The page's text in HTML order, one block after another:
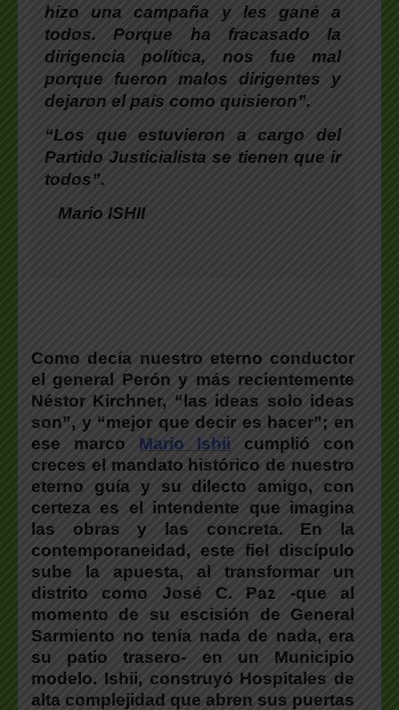
hizo una campaña y les gané a
todos. Porque ha fracasado la
dirigencia política, nos fue mal
porque fueron malos dirigentes y
dejaron el país como quisieron”.
“Los que estuvieron a cargo del
Partido Justicialista se tienen que ir
todos”.
Mario ISHII
Como decía nuestro eterno conductor
el general Perón y más recientemente
Néstor Kirchner, “las ideas solo ideas
son”, y “mejor que decir es hacer”; en
ese marco Mario Ishii cumplió con
creces el mandato histórico de nuestro
eterno guía y su dilecto amigo, con
certeza es el intendente que imagina
las obras y las concreta. En la
contemporaneidad, este fiel discípulo
sube la apuesta, al transformar un
distrito como José C. Paz -que al
momento de su escisión de General
Sarmiento no tenía nada de nada, era
su patio trasero- en un Municipio
modelo. Ishii, construyó Hospitales de
alta complejidad que abren sus puertas